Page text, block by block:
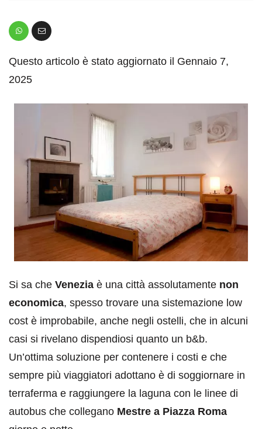
Questo articolo è stato aggiornato il Gennaio 7,
2025
Si sa che Venezia è una città assolutamente non
economica, spesso trovare una sistemazione low
cost è improbabile, anche negli ostelli, che in alcuni
casi si rivelano dispendiosi quanto un b&b.
Un’ottima soluzione per contenere i costi e che
sempre più viaggiatori adottano è di soggiornare in
terraferma e raggiungere la laguna con le linee di
autobus che collegano Mestre a Piazza Roma